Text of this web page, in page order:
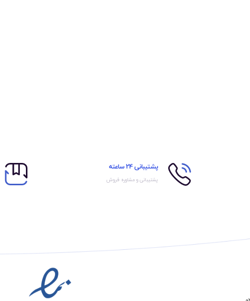
پشتیبانی 24 ساعته
پشتیبانی و مشاوره فروش